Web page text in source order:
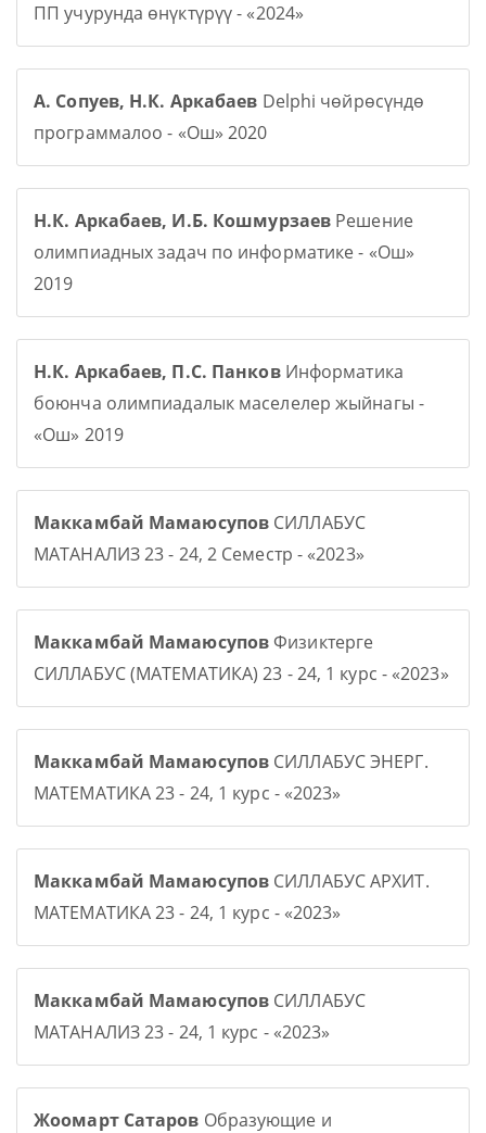
ПП учурунда өнүктүрүү - «2024»
А. Сопуев, Н.К. Аркабаев Delphi чөйрөсүндө
программалоо - «Ош» 2020
Н.К. Аркабаев, И.Б. Кошмурзаев Решение
олимпиадных задач по информатике - «Ош»
2019
Н.К. Аркабаев, П.С. ПанковИнформатика
боюнча олимпиадалык маселелер жыйнагы -
«Ош» 2019
Маккамбай Мамаюсупов СИЛЛАБУС
МАТАНАЛИЗ 23 - 24, 2 Семестр - «2023»
Маккамбай МамаюсуповФизиктерге
СИЛЛАБУС (МАТЕМАТИКА) 23 - 24, 1 курс - «2023»
Маккамбай Мамаюсупов СИЛЛАБУС ЭНЕРГ.
МАТЕМАТИКА 23 - 24, 1 курс - «2023»
Маккамбай Мамаюсупов СИЛЛАБУС АРХИТ.
МАТЕМАТИКА 23 - 24, 1 курс - «2023»
Маккамбай Мамаюсупов СИЛЛАБУС
МАТАНАЛИЗ 23 - 24, 1 курс - «2023»
Жоомарт Сатаров Образующие и